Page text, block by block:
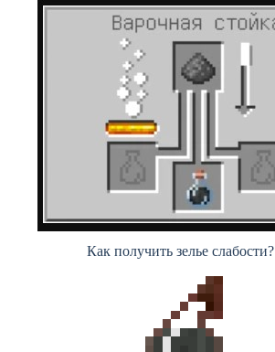
Как получить зелье слабости?